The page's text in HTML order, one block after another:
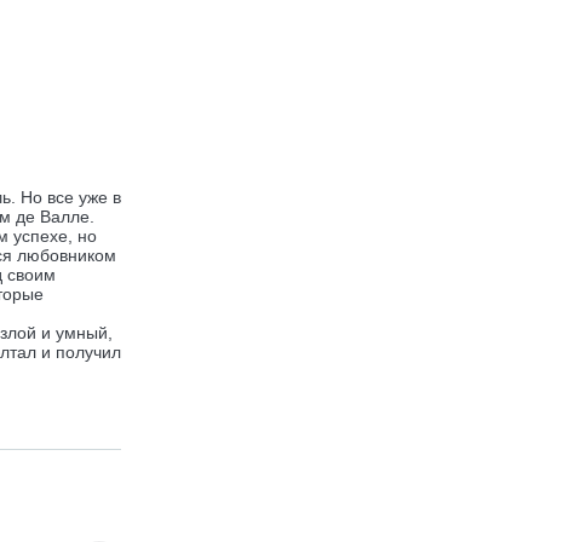
Но все уже в
де Валле.
успехе, но
любовником
своим
и умный,
и получил